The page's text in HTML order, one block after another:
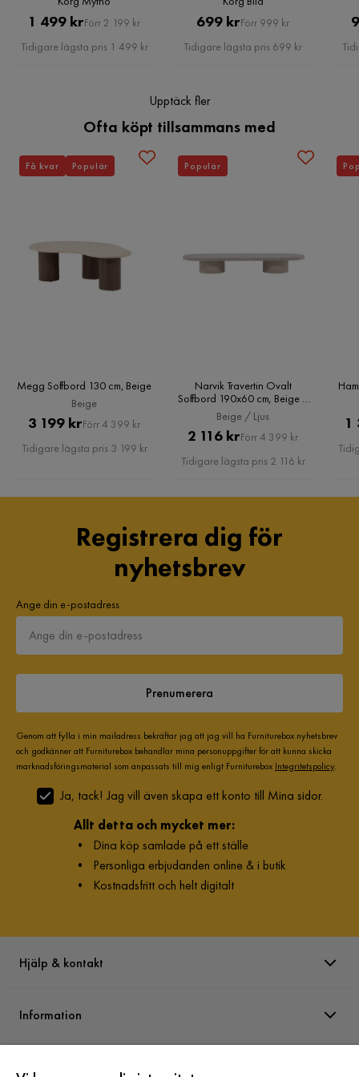
Verified by Trustvoice
Pris
1 499 krOriginal
Pris
Förr 2 199 kr
Tidigare lägsta pris 1 499 kr
Pris
699 krOriginal
Pris
Förr 999 kr
Tidigare lägsta pris 699 kr
Upptäck fler
Ofta köpt tillsammans med
Megg Soffbord 130 cm, Beige
Beige
Pris
3 199 krOriginal
Pris
Förr 4 399 kr
Tidigare lägsta pris 3 199 kr
Få kvar Populär
Narvik Travertin Ovalt
Soffbord 190x60 cm, Beige /
Ljus
Beige / Ljus
Pris
2 116 krOriginal
Pris
Förr 4 399 kr
Tidigare lägsta pris 2 116 kr
Populär
1
Registrera dig för
nyhetsbrev
Ange din e-postadress
Prenumerera
Genom att fylla i min mailadress bekräftar jag att jag vill ha Furniturebox nyhetsbrev
och godkänner att Furniturebox behandlar mina personuppgifter för att kunna skicka
marknadsföringsmaterial som anpassats till mig enligt Furniturebox Integritetspolicy.
Ja, tack! Jag vill även skapa ett konto till Mina sidor.
Allt detta och mycket mer:
• Dina köp samlade på ett ställe
• Personliga erbjudanden online & i butik
• Kostnadsfritt och helt digitalt
Hjälp & kontakt
Information